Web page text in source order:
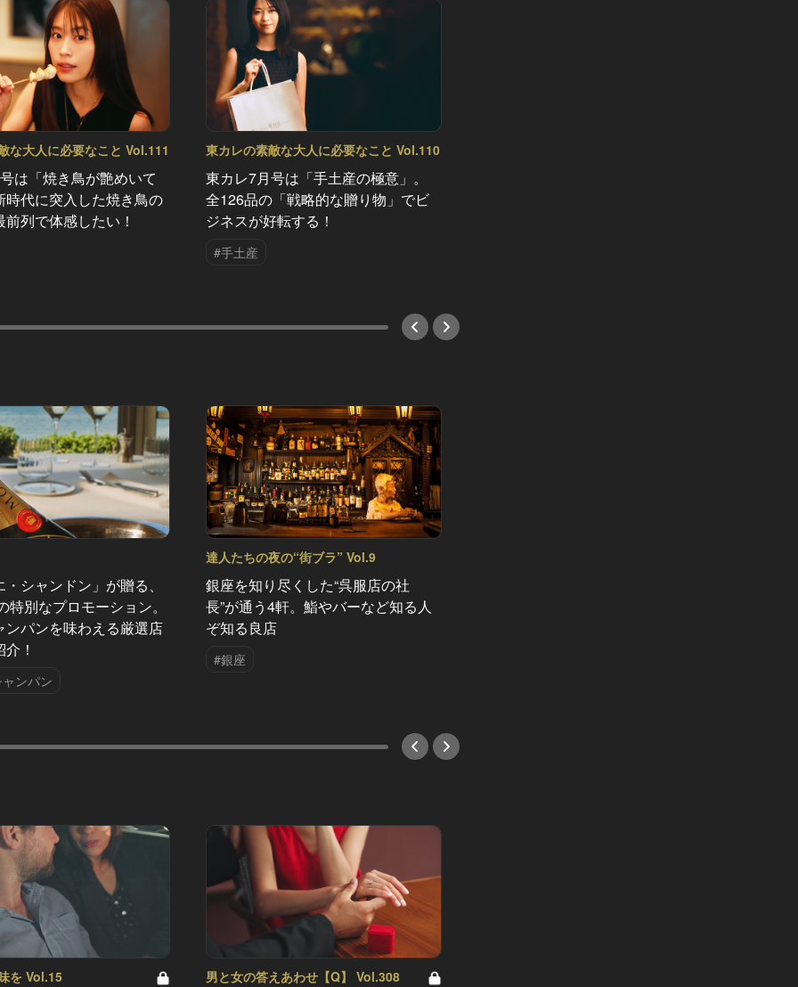
な大人に必要なこと Vol.111
は「焼き鳥が艶めいて
時代に突入した焼き鳥の
列で体感したい！
東カレの素敵な大人に必要なこと Vol.110
東カレ7月号は「手土産の極意」。
全126品の「戦略的な贈り物」でビ
ジネスが好転する！
#手土産
シャンドン」が贈る、
特別なプロモーション。
ンパンを味わえる厳選店
！
ンパン
達人たちの夜の“街ブラ” Vol.9
銀座を知り尽くした“呉服店の社
長”が通う4軒。鮨やバーなど知る人
ぞ知る良店
#銀座
を Vol.15 男と女の答えあわせ【Q】 Vol.308